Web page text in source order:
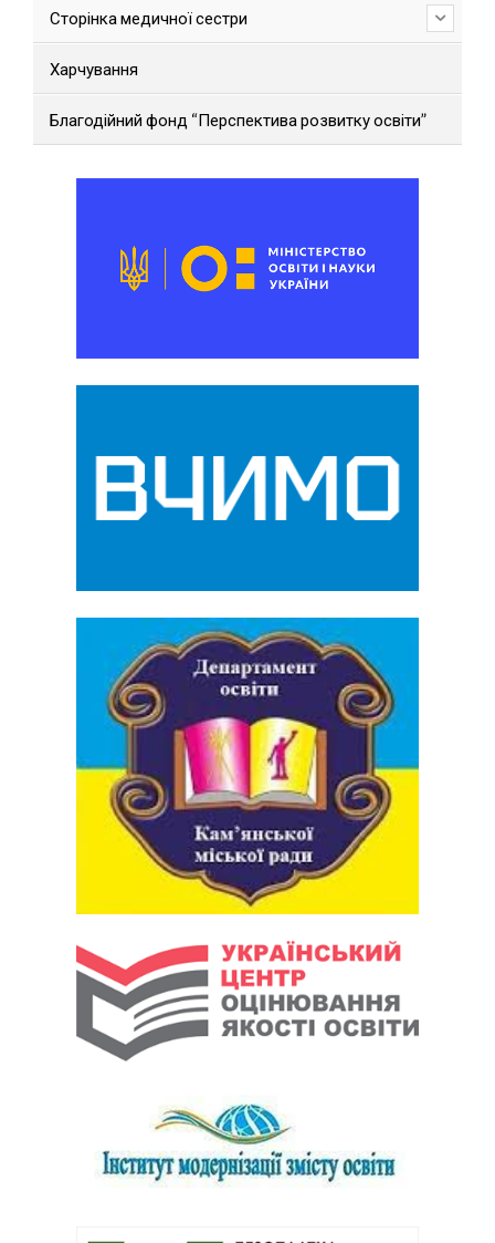
Сторінка медичної сестри
Харчування
Благодійний фонд “Перспектива розвитку освіти”